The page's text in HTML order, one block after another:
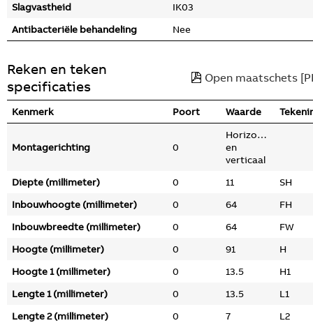
Slagvastheid
IK03
Antibacteriële behandeling
Nee
Reken en teken
specificaties
Open maatschets
Kenmerk Poort Waarde
Montagerichting 0
Horizontaal
en
verticaal
Diepte (millimeter)
0 11
SH
Inbouwhoogte (millimeter)
0 64
FH
Inbouwbreedte (millimeter)
0 64
FW
Hoogte (millimeter)
0 91
H
Hoogte 1 (millimeter)
0 13.5
H1
Lengte 1 (millimeter)
0 13.5
L1
Lengte 2 (millimeter)
0 7
L2